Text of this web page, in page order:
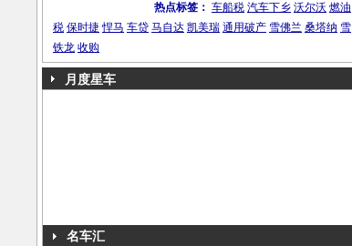
热点标签： 车船税 汽车下乡 沃尔沃 燃油
税 保时捷 悍马 车贷 马自达 凯美瑞 通用破产 雪佛兰 桑塔纳 雪
铁龙 收购
月度星车
名车汇